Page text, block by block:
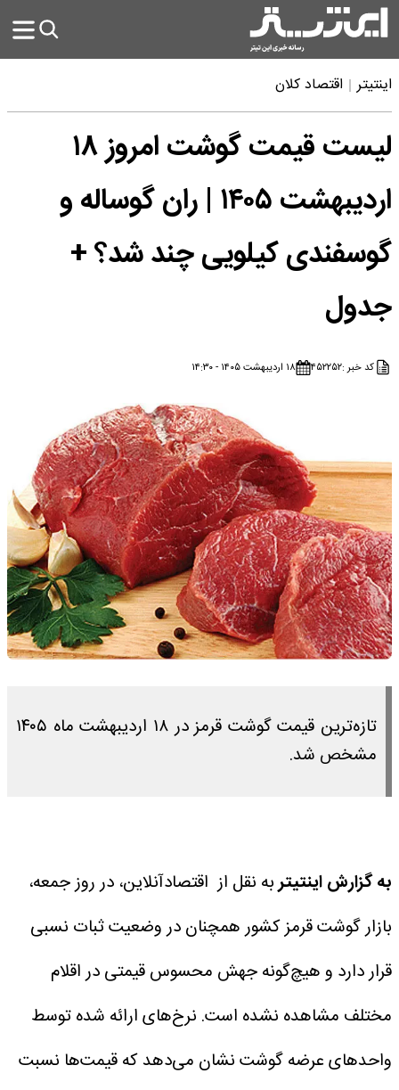
اینتیتر اقتصاد کلان
لیست قیمت گوشت امروز ۱۸
اردیبهشت ۱۴۰۵ | ران گوساله و
گوسفندی کیلویی چند شد؟ +
جدول
کد خبر :۴۵۲۲۵۲ ۱۸ اردیبهشت ۱۴۰۵ - ۱۴:۳۰
تازه‌ترین قیمت گوشت قرمز در ۱۸ اردیبهشت ماه ۱۴۰۵
مشخص شد.
به گزارش اینتیتربه نقل از اقتصادآنلاین، در روز جمعه،
بازار گوشت قرمز کشور همچنان در وضعیت ثبات نسبی
قرار دارد و هیچ‌گونه جهش محسوس قیمتی در اقلام
مختلف مشاهده نشده است. نرخ‌های ارائه‌ شده توسط
واحدهای عرضه گوشت نشان می‌دهد که قیمت‌ها نسبت